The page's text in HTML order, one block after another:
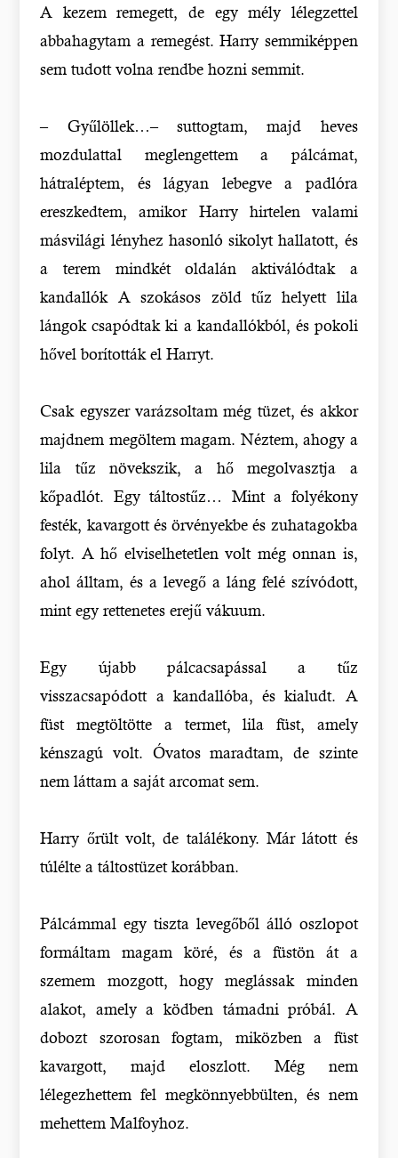
A kezem remegett, de egy mély lélegzettel
abbahagytam a remegést. Harry semmiképpen
sem tudott volna rendbe hozni semmit.
– Gyűlöllek…– suttogtam, majd heves
mozdulattal meglengettem a pálcámat,
hátraléptem, és lágyan lebegve a padlóra
ereszkedtem, amikor Harry hirtelen valami
másvilági lényhez hasonló sikolyt hallatott, és
a terem mindkét oldalán aktiválódtak a
kandallók A szokásos zöld tűz helyett lila
lángok csapódtak ki a kandallókból, és pokoli
hővel borították el Harryt.
Csak egyszer varázsoltam még tüzet, és akkor
majdnem megöltem magam. Néztem, ahogy a
lila tűz növekszik, a hő megolvasztja a
kőpadlót. Egy táltostűz… Mint a folyékony
festék, kavargott és örvényekbe és zuhatagokba
folyt. A hő elviselhetetlen volt még onnan is,
ahol álltam, és a levegő a láng felé szívódott,
mint egy rettenetes erejű vákuum.
Egy újabb pálcacsapással a tűz
visszacsapódott a kandallóba, és kialudt. A
füst megtöltötte a termet, lila füst, amely
kénszagú volt. Óvatos maradtam, de szinte
nem láttam a saját arcomat sem.
Harry őrült volt, de találékony. Már látott és
túlélte a táltostüzet korábban.
Pálcámmal egy tiszta levegőből álló oszlopot
formáltam magam köré, és a füstön át a
szemem mozgott, hogy meglássak minden
alakot, amely a ködben támadni próbál. A
dobozt szorosan fogtam, miközben a füst
kavargott, majd eloszlott. Még nem
lélegezhettem fel megkönnyebbülten, és nem
mehettem Malfoyhoz.